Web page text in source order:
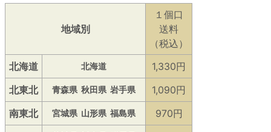
地域別
１個口
送料
（税込）
北海道
北海道
1,330円
北東北
青森県 秋田県 岩手県
1,090円
南東北
宮城県 山形県 福島県 970円